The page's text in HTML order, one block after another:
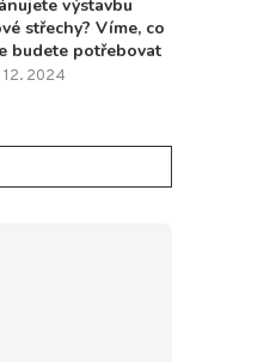
výstavbu
střechy? Víme, co
budete potřebovat
12. 2024